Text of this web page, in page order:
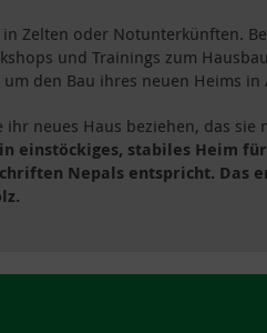
in Zelten oder Notunterkünften.
und Trainings zum
um den Bau ihres neuen Heims
ihr neues Haus beziehen, das
einstöckiges, stabiles Heim
Nepals entspricht. Das